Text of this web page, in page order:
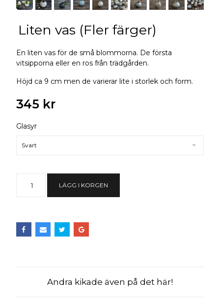
Liten vas (Fler färger)
En liten vas för de små blommorna. De första
vitsipporna eller en ros från trädgården.
Höjd ca 9 cm men de varierar lite i storlek och form.
345 kr
Glasyr
Svart
LÄGG I KORGEN
Andra kikade även på det här!